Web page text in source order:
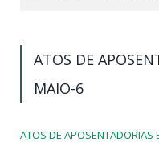
ATOS DE
MAIO-6
ATOS DE APOSENTADORIAS